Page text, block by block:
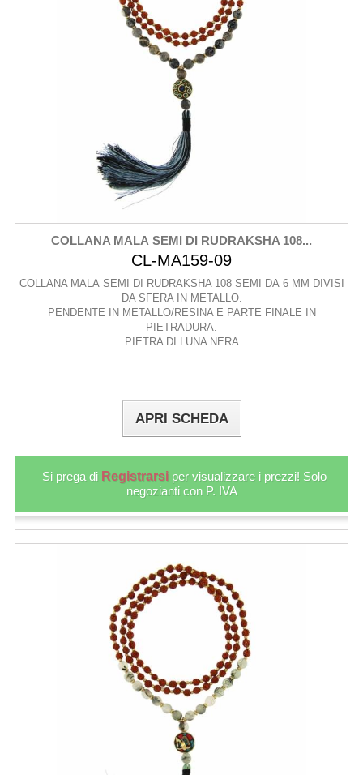
COLLANA MALA SEMI DI RUDRAKSHA 108...
CL-MA159-09
COLLANA MALA SEMI DI RUDRAKSHA 108 SEMI DA 6 MM DIVISI
DA SFERA IN METALLO.
PENDENTE IN METALLO/RESINA E PARTE FINALE IN
PIETRADURA.
PIETRA DI LUNA NERA
APRI SCHEDA
Si prega di Registrarsi per visualizzare i prezzi! Solo
negozianti con P. IVA